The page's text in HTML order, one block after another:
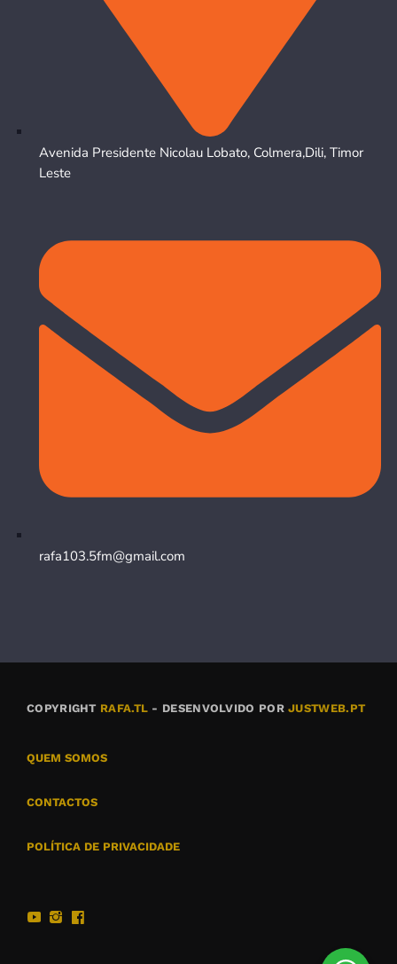
Avenida Presidente Nicolau Lobato, Colmera,Dili, Timor
Leste
rafa103.5fm@gmail.com
COPYRIGHT RAFA.TL - DESENVOLVIDO PORJUSTWEB.PT
QUEM SOMOS
CONTACTOS
POLÍTICA DE PRIVACIDADE